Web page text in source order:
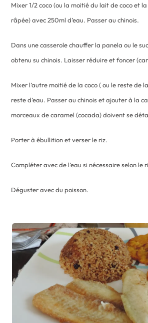
Mixer 1/2 coco (ou la moitié du lait de coco et
râpée) avec 250ml d’eau. Passer au chinois.
Dans une casserole chauffer la panela ou le
obtenu su chinois. Laisser réduire et foncer
Mixer l’autre moitié de la coco ( ou le reste de
reste d’eau. Passer au chinois et ajouter à la
morceaux de caramel (cocada) doivent se
Porter à ébullition et verser le riz.
Compléter avec de l’eau si nécessaire selon le
Déguster avec du poisson.